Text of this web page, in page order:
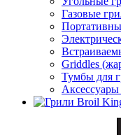
Газовые
Griddles
Тумбы для